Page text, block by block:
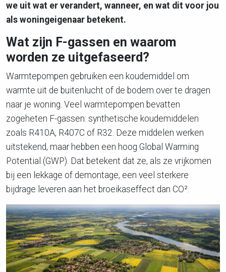
we uit wat er verandert, wanneer, en wat dit voor jou
als woningeigenaar betekent.
Wat zijn F-gassen en waarom
worden ze uitgefaseerd?
Warmtepompen gebruiken een koudemiddel om
warmte uit de buitenlucht of de bodem over te dragen
naar je woning. Veel warmtepompen bevatten
zogeheten F-gassen: synthetische koudemiddelen
zoals R410A, R407C of R32. Deze middelen werken
uitstekend, maar hebben een hoog Global Warming
Potential (GWP). Dat betekent dat ze, als ze vrijkomen
bij een lekkage of demontage, een veel sterkere
bijdrage leveren aan het broeikaseffect dan CO².